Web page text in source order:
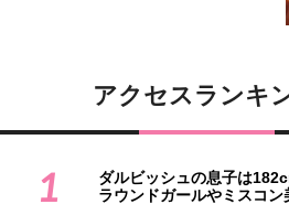
アクセスランキ
1
ダルビッシュの息子は
ラウンドガールやミスコ